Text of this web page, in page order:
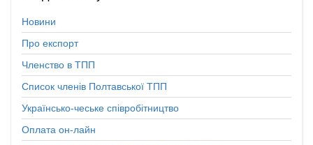
Новини
Про експорт
Членство в ТПП
Список членів Полтавської ТПП
Українсько-чеське співробітництво
Оплата он-лайн